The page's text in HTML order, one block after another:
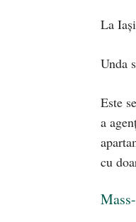
La
Unda
Este
a
cu